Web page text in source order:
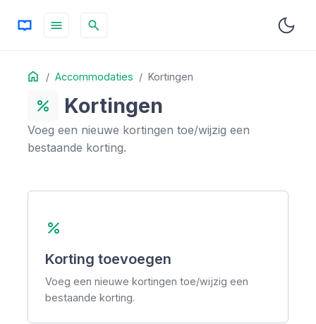
menu search
Home Accommodaties Kortingen
OP DEZE PAGINA
Table
Contents
percent Kortingen
Voeg een nieuwe kortingen toe/wijzig een
bestaande korting.
percent
Korting toevoegen
Voeg een nieuwe kortingen toe/wijzig een
bestaande korting.